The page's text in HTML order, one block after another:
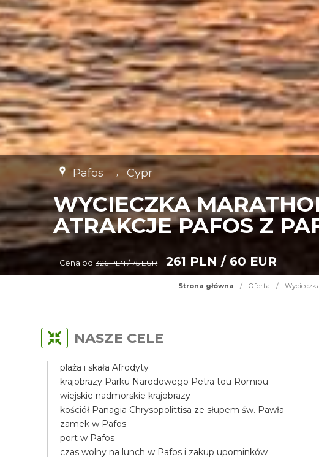
Pafos → Cypr
WYCIECZKA
ATRAKCJE PAFOS Z
Cena od 326 PLN / 75 EUR 261 PLN / 60 EUR
Strona główna / Oferta /
NASZE CELE
plaża i skała Afrodyty
krajobrazy Parku Narodowego Petra tou Romiou
wiejskie nadmorskie krajobrazy
kościół Panagia Chrysopolittisa ze słupem św. Pawła
zamek w Pafos
port w Pafos
czas wolny na lunch w Pafos i zakup upominków